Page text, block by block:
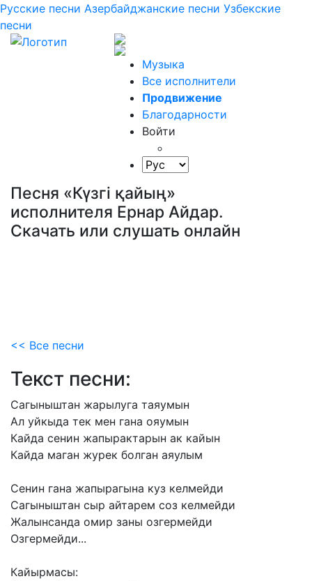
Русские песни Азербайджанские песни Узбекские
песни
Музыка
Все исполнители
Продвижение
Благодарности
Войти
Песня «Күзгі қайың»
исполнителя Ернар Айдар.
Скачать или слушать онлайн
<< Все песни
Текст песни:
Сагыныштан жарылуга таяумын
Ал уйкыда тек мен гана ояумын
Кайда сенин жапырактарын ак кайын
Кайда маган журек болган аяулым
Сенин гана жапырагына куз келмейди
Сагыныштан сыр айтарем соз келмейди
Жалынсанда омир заны озгермейди
Озгермейди...
Кайырмасы: